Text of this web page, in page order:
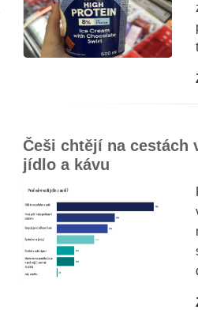
Češi chtějí na cestách
jídlo a kávu